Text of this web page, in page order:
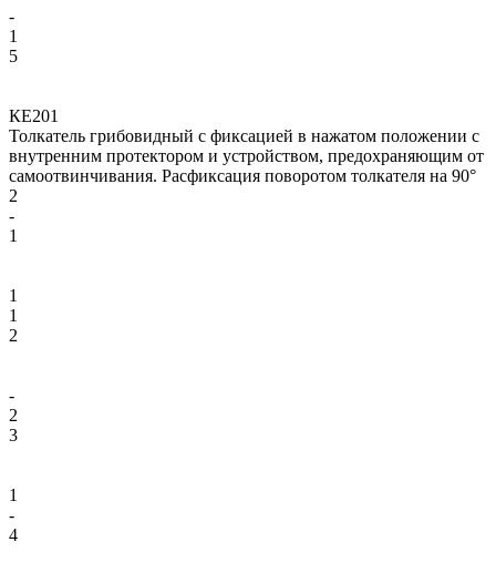
-
1
5
КЕ201
Толкатель грибовидный с фиксацией в нажатом положении с
внутренним протектором и устройством, предохраняющим от
самоотвинчивания. Расфиксация поворотом толкателя на 90°
2
-
1
1
1
2
-
2
3
1
-
4